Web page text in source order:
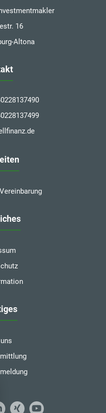
16
Altona